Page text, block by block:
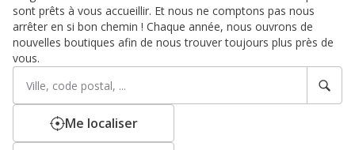
sont prêts à vous accueillir. Et nous ne comptons pas nous
arrêter en si bon chemin ! Chaque année, nous ouvrons de
nouvelles boutiques afin de nous trouver toujours plus près de
vous.
Rechercher
établissement
Veuillez
renseigner
adresse
Me localiser